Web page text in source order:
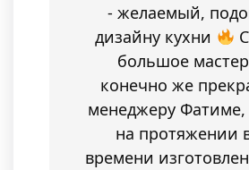
- желаемый,
дизайну кухни
большое
конечно же
менеджеру Фатиме,
на протяжении
времени